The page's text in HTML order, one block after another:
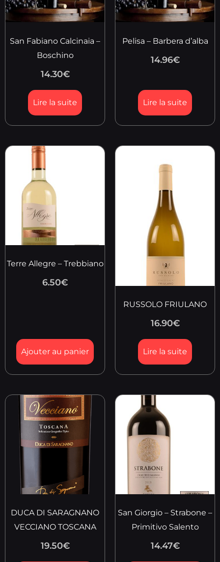
San Fabiano Calcinaia –
Boschino
14.30€
Lire la suite
Pelisa – Barbera d’alba
14.96€
Lire la suite
Terre Allegre – Trebbiano
6.50€
Ajouter au panier
RUSSOLO FRIULANO
16.90€
Lire la suite
DUCA DI SARAGNANO
VECCIANO TOSCANA
19.50€
San Giorgio – Strabone –
Primitivo Salento
14.47€